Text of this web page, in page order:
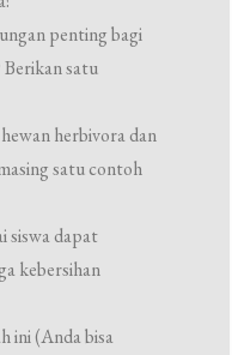
penting bagi
satu
herbivora dan
satu contoh
siswa dapat
kebersihan
ini (Anda bisa